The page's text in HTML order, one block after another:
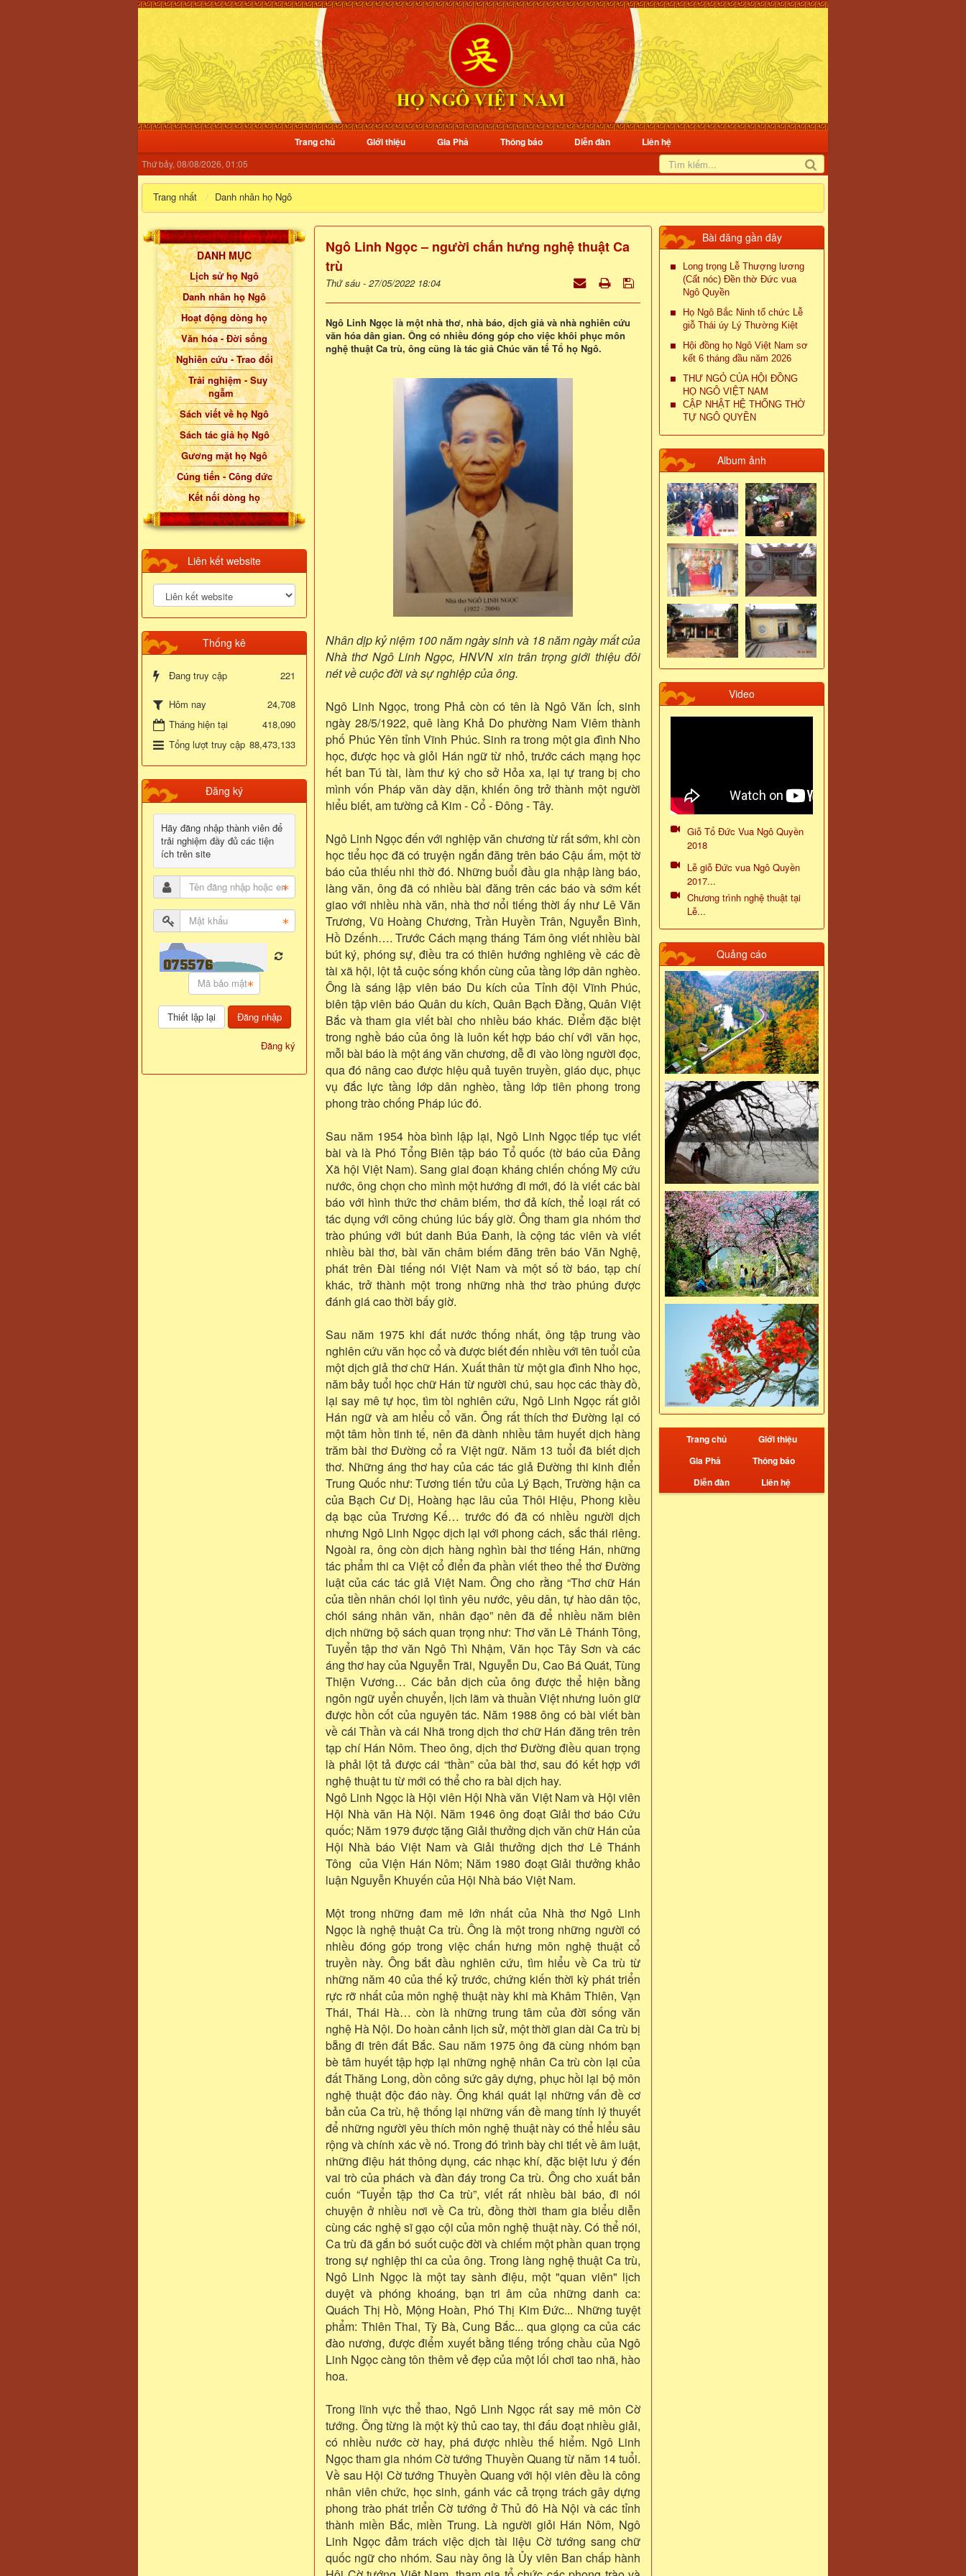
Trang chủ Giới thiệu Gia Phả Thông báo Diễn đàn Liên hệ
Thứ bảy, 08/08/2026, 01:05
Trang nhất Danh nhân họ Ngô
Ngô Linh Ngọc – người chấn hưng nghệ thuật Ca
trù
Thứ sáu - 27/05/2022 18:04
Ngô Linh Ngọc là một nhà thơ, nhà báo, dịch giả và nhà nghiên cứu
văn hóa dân gian. Ông có nhiều đóng góp cho việc khôi phục môn
nghệ thuật Ca trù, ông cũng là tác giả Chúc văn tế Tổ họ Ngô.
Nhân dịp kỷ niệm 100 năm ngày sinh và 18 năm ngày mất của
Nhà thơ Ngô Linh Ngọc, HNVN xin trân trọng giới thiệu đôi
nét về cuộc đời và sự nghiệp của ông.
Ngô Linh Ngọc, trong Phả còn có tên là Ngô Văn Ích, sinh
ngày 28/5/1922, quê làng Khả Do phường Nam Viêm thành
phố Phúc Yên tỉnh Vĩnh Phúc. Sinh ra trong một gia đình Nho
học, được học và giỏi Hán ngữ từ nhỏ, trước cách mạng học
hết ban Tú tài, làm thư ký cho sở Hỏa xa, lại tự trang bị cho
mình vốn Pháp văn dày dặn, khiến ông trở thành một người
hiểu biết, am tường cả Kim - Cổ - Đông - Tây.
Ngô Linh Ngọc đến với nghiệp văn chương từ rất sớm, khi còn
học tiểu học đã có truyện ngắn đăng trên báo Cậu ấm, một tờ
báo của thiếu nhi thờ đó. Những buổi đầu gia nhập làng báo,
làng văn, ông đã có nhiều bài đăng trên các báo và sớm kết
giao với nhiều nhà văn, nhà thơ nổi tiếng thời ấy như Lê Văn
Trương, Vũ Hoàng Chương, Trần Huyền Trân, Nguyễn Bình,
Hồ Dzếnh…. Trước Cách mạng tháng Tám ông viết nhiều bài
bút ký, phóng sự, điều tra có thiên hướng nghiêng về các đề
tài xã hội, lột tả cuộc sống khốn cùng của tầng lớp dân nghèo.
Ông là sáng lập viên báo Du kích của Tỉnh đội Vĩnh Phúc,
biên tập viên báo Quân du kích, Quân Bạch Đằng, Quân Việt
Bắc và tham gia viết bài cho nhiều báo khác. Điểm đặc biệt
trong nghề báo của ông là luôn kết hợp báo chí với văn học,
mỗi bài báo là một áng văn chương, dễ đi vào lòng người đọc,
qua đó nâng cao được hiệu quả tuyên truyền, giáo dục, phục
vụ đắc lực tầng lớp dân nghèo, tầng lớp tiên phong trong
phong trào chống Pháp lúc đó.
Sau năm 1954 hòa bình lập lại, Ngô Linh Ngọc tiếp tục viết
bài và là Phó Tổng Biên tập báo Tổ quốc (tờ báo của Đảng
Xã hội Việt Nam). Sang giai đoạn kháng chiến chống Mỹ cứu
nước, ông chọn cho mình một hướng đi mới, đó là viết các bài
báo với hình thức thơ châm biếm, thơ đả kích, thể loại rất có
tác dụng với công chúng lúc bấy giờ. Ông tham gia nhóm thơ
trào phúng với bút danh Búa Đanh, là cộng tác viên và viết
nhiều bài thơ, bài văn châm biếm đăng trên báo Văn Nghệ,
phát trên Đài tiếng nói Việt Nam và một số tờ báo, tạp chí
khác, trở thành một trong những nhà thơ trào phúng được
đánh giá cao thời bấy giờ.
Sau năm 1975 khi đất nước thống nhất, ông tập trung vào
nghiên cứu văn học cổ và được biết đến nhiều với tên tuổi của
một dịch giả thơ chữ Hán. Xuất thân từ một gia đình Nho học,
năm bảy tuổi học chữ Hán từ người chú, sau học các thày đồ,
lại say mê tự học, tìm tòi nghiên cứu, Ngô Linh Ngọc rất giỏi
Hán ngữ và am hiểu cổ văn. Ông rất thích thơ Đường lại có
một tâm hồn tinh tế, nên đã dành nhiều tâm huyết dịch hàng
trăm bài thơ Đường cổ ra Việt ngữ. Năm 13 tuổi đã biết dịch
thơ. Những áng thơ hay của các tác giả Đường thi kinh điển
Trung Quốc như: Tương tiến tửu của Lý Bạch, Trường hận ca
của Bạch Cư Dị, Hoàng hạc lâu của Thôi Hiệu, Phong kiều
dạ bạc của Trương Kế… trước đó đã có nhiều người dịch
nhưng Ngô Linh Ngọc dịch lại với phong cách, sắc thái riêng.
Ngoài ra, ông còn dịch hàng nghìn bài thơ tiếng Hán, những
tác phẩm thi ca Việt cổ điển đa phần viết theo thể thơ Đường
luật của các tác giả Việt Nam. Ông cho rằng “Thơ chữ Hán
của tiền nhân chói lọi tình yêu nước, yêu dân, tự hào dân tộc,
chói sáng nhân văn, nhân đạo” nên đã để nhiều năm biên
dịch những bộ sách quan trọng như: Thơ văn Lê Thánh Tông,
Tuyển tập thơ văn Ngô Thì Nhậm, Văn học Tây Sơn và các
áng thơ hay của Nguyễn Trãi, Nguyễn Du, Cao Bá Quát, Tùng
Thiện Vương… Các bản dịch của ông được thể hiện bằng
ngôn ngữ uyển chuyển, lịch lãm và thuần Việt nhưng luôn giữ
được hồn cốt của nguyên tác. Năm 1988 ông có bài viết bàn
về cái Thần và cái Nhã trong dịch thơ chữ Hán đăng trên trên
tạp chí Hán Nôm. Theo ông, dịch thơ Đường điều quan trọng
là phải lột tả được cái “thần” của bài thơ, sau đó kết hợp với
nghệ thuật tu từ mới có thể cho ra bài dịch hay.
Ngô Linh Ngọc là Hội viên Hội Nhà văn Việt Nam và Hội viên
Hội Nhà văn Hà Nội. Năm 1946 ông đoạt Giải thơ báo Cứu
quốc; Năm 1979 được tặng Giải thưởng dịch văn chữ Hán của
Hội Nhà báo Việt Nam và Giải thưởng dịch thơ Lê Thánh
Tông của Viện Hán Nôm; Năm 1980 đoạt Giải thưởng khảo
luận Nguyễn Khuyến của Hội Nhà báo Việt Nam.
Một trong những đam mê lớn nhất của Nhà thơ Ngô Linh
Ngọc là nghệ thuật Ca trù. Ông là một trong những người có
nhiều đóng góp trong việc chấn hưng môn nghệ thuật cổ
truyền này. Ông bắt đầu nghiên cứu, tìm hiểu về Ca trù từ
những năm 40 của thế kỷ trước, chứng kiến thời kỳ phát triển
rực rỡ nhất của môn nghệ thuật này khi mà Khâm Thiên, Vạn
Thái, Thái Hà… còn là những trung tâm của đời sống văn
nghệ Hà Nội. Do hoàn cảnh lịch sử, một thời gian dài Ca trù bị
bẵng đi trên đất Bắc. Sau năm 1975 ông đã cùng nhóm bạn
bè tâm huyết tập hợp lại những nghệ nhân Ca trù còn lại của
đất Thăng Long, dồn công sức gây dựng, phục hồi lại bộ môn
nghệ thuật độc đáo này. Ông khái quát lại những vấn đề cơ
bản của Ca trù, hệ thống lại những vấn đề mang tính lý thuyết
để những người yêu thích môn nghệ thuật này có thể hiểu sâu
rộng và chính xác về nó. Trong đó trình bày chi tiết về âm luật,
những điệu hát thông dụng, các nhạc khí, đặc biệt lưu ý đến
vai trò của phách và đàn đáy trong Ca trù. Ông cho xuất bản
cuốn “Tuyển tập thơ Ca trù”, viết rất nhiều bài báo, đi nói
chuyện ở nhiều nơi về Ca trù, đồng thời tham gia biểu diễn
cùng các nghệ sĩ gạo cội của môn nghệ thuật này. Có thể nói,
Ca trù đã gắn bó suốt cuộc đời và chiếm một phần quan trọng
trong sự nghiệp thi ca của ông. Trong làng nghệ thuật Ca trù,
Ngô Linh Ngọc là một tay sành điệu, một "quan viên" lịch
duyệt và phóng khoáng, bạn tri âm của những danh ca:
Quách Thị Hồ, Mộng Hoàn, Phó Thị Kim Đức... Những tuyệt
phẩm: Thiên Thai, Tỳ Bà, Cung Bắc... qua giọng ca của các
đào nương, được điểm xuyết bằng tiếng trống chầu của Ngô
Linh Ngọc càng tôn thêm vẻ đẹp của một lối chơi tao nhã, hào
hoa.
Trong lĩnh vực thể thao, Ngô Linh Ngọc rất say mê môn Cờ
tướng. Ông từng là một kỳ thủ cao tay, thi đấu đoạt nhiều giải,
có nhiều nước cờ hay, phá được nhiều thế hiểm. Ngô Linh
Ngọc tham gia nhóm Cờ tướng Thuyền Quang từ năm 14 tuổi.
Về sau Hội Cờ tướng Thuyền Quang với hội viên đều là công
nhân viên chức, học sinh, gánh vác cả trọng trách gây dựng
phong trào phát triển Cờ tướng ở Thủ đô Hà Nội và các tỉnh
thành miền Bắc, miền Trung. Là người giỏi Hán Nôm, Ngô
Linh Ngọc đảm trách việc dịch tài liệu Cờ tướng sang chữ
quốc ngữ cho nhóm. Sau này ông là Ủy viên Ban chấp hành
Bài đăng gần đây
Long trọng Lễ Thượng lương
(Cất nóc) Đền thờ Đức vua
Ngô Quyền
Họ Ngô Bắc Ninh tổ chức Lễ
giỗ Thái úy Lý Thường Kiệt
Hội đồng họ Ngô Việt Nam sơ
kết 6 tháng đầu năm 2026
THƯ NGỎ CỦA HỘI ĐỒNG
HỌ NGÔ VIỆT NAM
CẬP NHẬT HỆ THỐNG THỜ
TỰ NGÔ QUYỀN
Album ảnh
Video
Giỗ Tổ Đức Vua Ngô Quyền
2018
Lễ giỗ Đức vua Ngô Quyền
2017...
Chương trình nghệ thuật tại
Lễ...
Quảng cáo
Trang chủ
Giới thiệu
Gia Phả
Thông báo
Diễn đàn
Liên hệ
DANH MỤC
Lịch sử họ Ngô
Danh nhân họ Ngô
Hoạt động dòng họ
Văn hóa - Đời sống
Nghiên cứu - Trao đổi
Trải nghiệm - Suy
ngẫm
Sách viết về họ Ngô
Sách tác giả họ Ngô
Gương mặt họ Ngô
Cúng tiến - Công đức
Kết nối dòng họ
Liên kết website
Thống kê
Đang truy cập 221
Hôm nay
24,708
Tháng hiện tại
418,090
Tổng lượt truy cập 88,473,133
Đăng ký
Hãy đăng nhập thành viên để
trải nghiệm đầy đủ các tiện
ích trên site
Đăng nhập
Đăng ký